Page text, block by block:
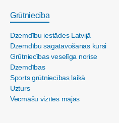
Grūtniecība
Dzemdību iestādes Latvijā
Dzemdību sagatavošanas kursi
Grūtniecības veselīga norise
Dzemdības
Sports grūtniecības laikā
Uzturs
Vecmāšu vizītes mājās